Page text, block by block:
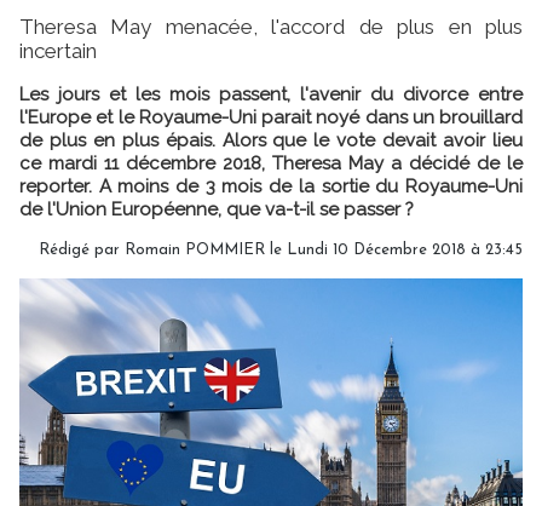
Theresa May menacée, l'accord de plus en plus
incertain
Les jours et les mois passent, l'avenir du divorce entre
l'Europe et le Royaume-Uni parait noyé dans un brouillard
de plus en plus épais. Alors que le vote devait avoir lieu
ce mardi 11 décembre 2018, Theresa May a décidé de le
reporter. A moins de 3 mois de la sortie du Royaume-Uni
de l'Union Européenne, que va-t-il se passer ?
Rédigé par Romain POMMIER le Lundi 10 Décembre 2018 à 23:45